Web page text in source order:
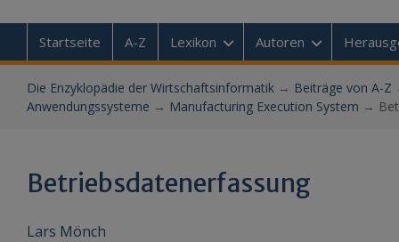
Startseite A-Z Lexikon Autoren
Die Enzyklopädie der Wirtschaftsinformatik→ Beiträge von A-Z
Anwendungssysteme → Manufacturing Execution System →
Betriebsdatenerfassung
Lars Mönch